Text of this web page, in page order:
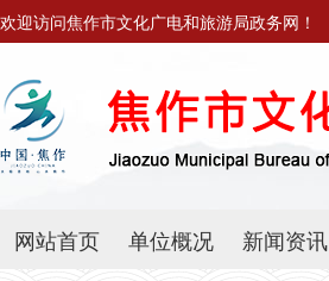
欢迎访问焦作市文化广电和旅游局政务网！
网站首页 单位概况 新闻资讯